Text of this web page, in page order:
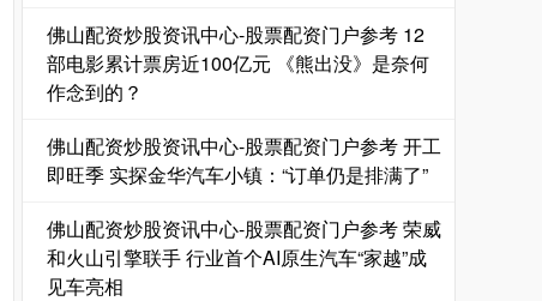
佛山配资炒股资讯中心-股票配资门户参考 12
部电影累计票房近100亿元 《熊出没》是奈何
作念到的？
佛山配资炒股资讯中心-股票配资门户参考 开工
即旺季 实探金华汽车小镇：“订单仍是排满了”
佛山配资炒股资讯中心-股票配资门户参考 荣威
和火山引擎联手 行业首个AI原生汽车“家越”成
见车亮相